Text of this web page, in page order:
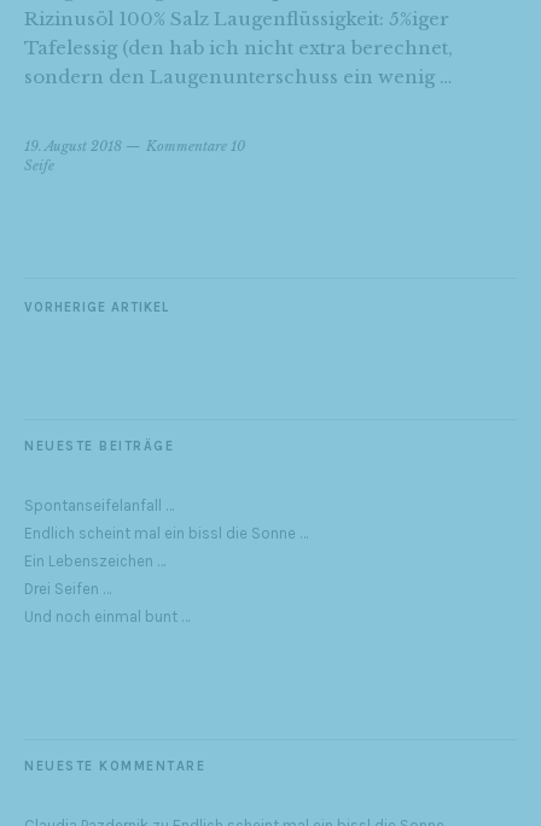
Rizinusöl 100% Salz Laugenflüssigkeit: 5%iger
Tafelessig (den hab ich nicht extra berechnet,
sondern den Laugenunterschuss ein wenig …
19. August 2018
Kommentare 10
Seife
VORHERIGE ARTIKEL
NEUESTE BEITRÄGE
Spontanseifelanfall …
Endlich scheint mal ein bissl die Sonne …
Ein Lebenszeichen …
Drei Seifen …
Und noch einmal bunt …
NEUESTE KOMMENTARE